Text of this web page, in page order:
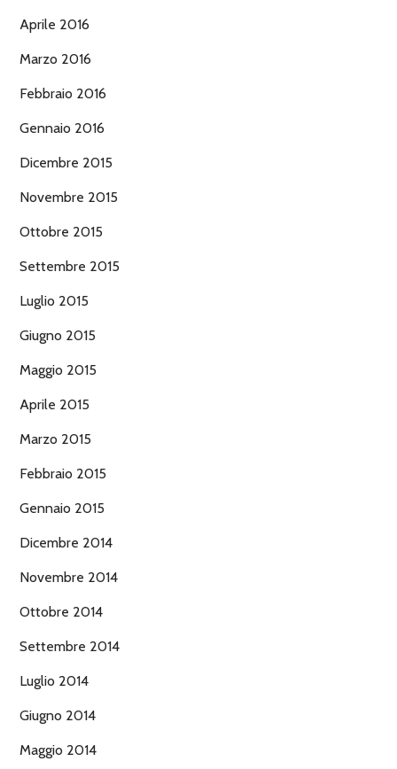
Aprile 2016
Marzo 2016
Febbraio 2016
Gennaio 2016
Dicembre 2015
Novembre 2015
Ottobre 2015
Settembre 2015
Luglio 2015
Giugno 2015
Maggio 2015
Aprile 2015
Marzo 2015
Febbraio 2015
Gennaio 2015
Dicembre 2014
Novembre 2014
Ottobre 2014
Settembre 2014
Luglio 2014
Giugno 2014
Maggio 2014